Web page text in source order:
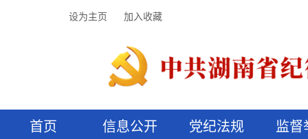
设为主页 加入收藏
首页 信息公开 党纪法规 监督